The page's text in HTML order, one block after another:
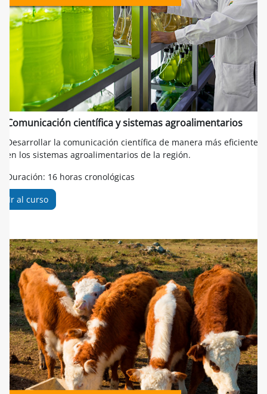
Comunicación científica y sistemas agroalimentarios
Desarrollar la comunicación científica de manera más eficiente
en los sistemas agroalimentarios de la región.
Duración: 16 horas cronológicas
Ir al curso